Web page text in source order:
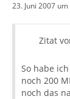
23. Juni 2007
Zitat
So habe
noch 200
noch das